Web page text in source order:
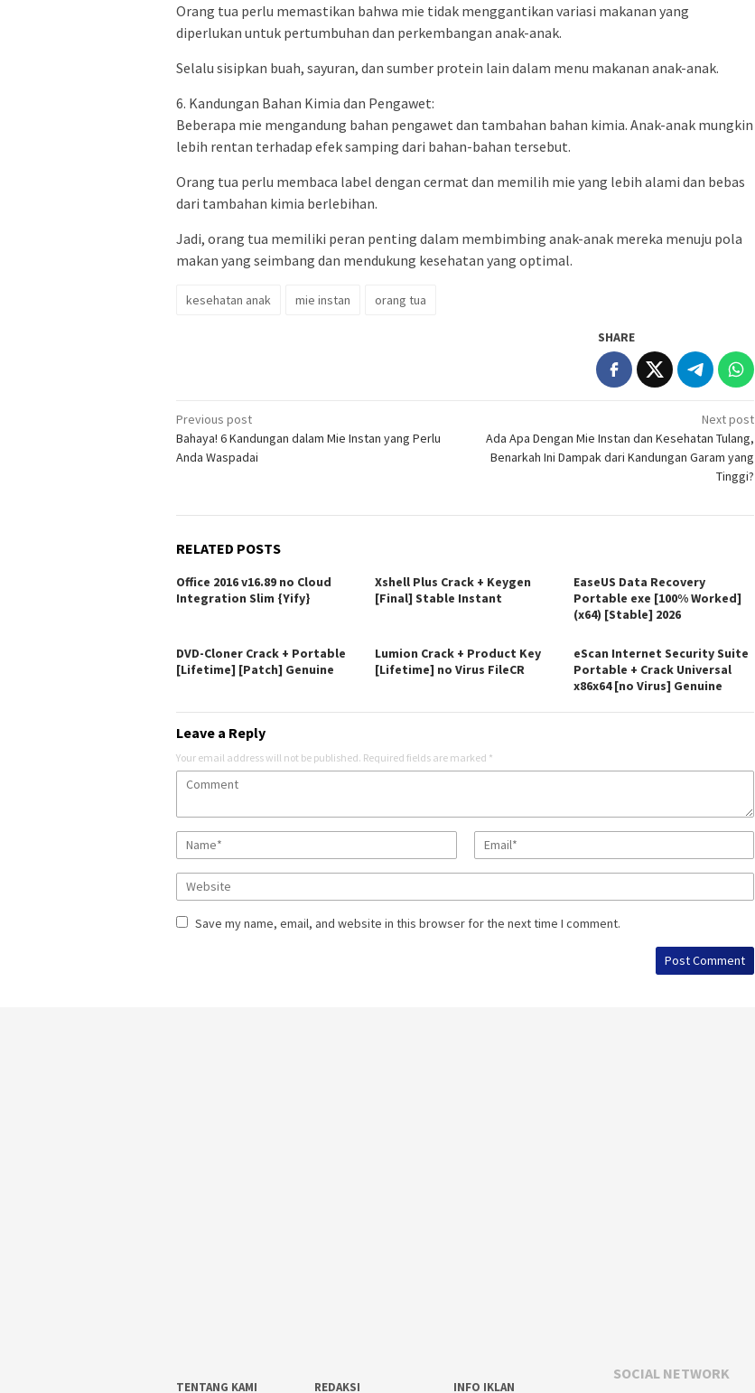
Orang tua perlu memastikan bahwa mie tidak menggantikan variasi makanan yang
diperlukan untuk pertumbuhan dan perkembangan anak-anak.
Selalu sisipkan buah, sayuran, dan sumber protein lain dalam menu makanan anak-anak.
6. Kandungan Bahan Kimia dan Pengawet:
Beberapa mie mengandung bahan pengawet dan tambahan bahan kimia. Anak-anak mungkin
lebih rentan terhadap efek samping dari bahan-bahan tersebut.
Orang tua perlu membaca label dengan cermat dan memilih mie yang lebih alami dan bebas
dari tambahan kimia berlebihan.
Jadi, orang tua memiliki peran penting dalam membimbing anak-anak mereka menuju pola
makan yang seimbang dan mendukung kesehatan yang optimal.
kesehatan anak mie instan orang tua
SHARE
Post
navigation
Previous post
Bahaya! 6 Kandungan dalam Mie Instan yang Perlu
Anda Waspadai
Next post
Ada Apa Dengan Mie Instan dan Kesehatan Tulang,
Benarkah Ini Dampak dari Kandungan Garam yang
Tinggi?
RELATED POSTS
Office 2016 v16.89 no Cloud
Integration Slim {Yify}
Xshell Plus Crack + Keygen
[Final] Stable Instant
EaseUS Data Recovery
Portable exe [100% Worked]
(x64) [Stable] 2026
DVD-Cloner Crack + Portable
[Lifetime] [Patch] Genuine
Lumion Crack + Product Key
[Lifetime] no Virus FileCR
eScan Internet Security Suite
Portable + Crack Universal
x86x64 [no Virus] Genuine
Leave a Reply
Your email address will not be published. Required fields are marked *
Save my name, email, and website in this browser for the next time I comment.
TENTANG KAMI REDAKSI INFO IKLAN
SOCIAL NETWORK